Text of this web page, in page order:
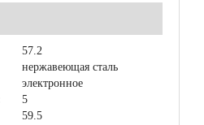
57.2
нержавеющая сталь
электронное
5
59.5